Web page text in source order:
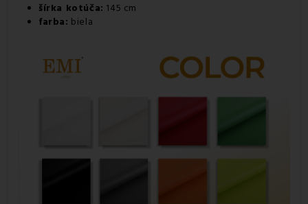
šírka kotúča: 145 cm
farba: biela